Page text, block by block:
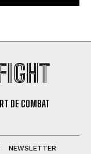
DE COMBAT
NEWSLETTER